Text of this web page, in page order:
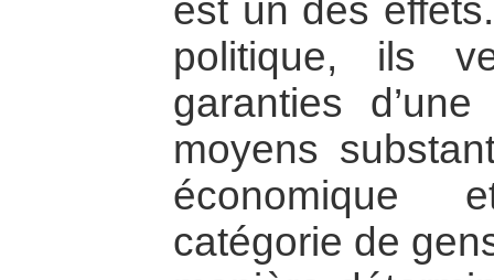
est un des
politique, ils
garanties
moyens
économique
catégorie de